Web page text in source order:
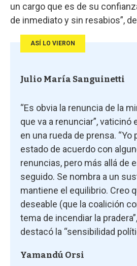
un cargo que es de su
de inmediato y sin resabios”,
ASÍ LO VIERON
Julio María Sanguinetti
“Es obvia la renuncia de la
que va a renunciar”, vaticinó
en una rueda de prensa. “Yo
estado de acuerdo con
renuncias, pero más allá de
seguido. Se nombra a un
mantiene el equilibrio. Creo
deseable (que la coalición
tema de incendiar la
destacó la “sensibilidad
Yamandú Orsi